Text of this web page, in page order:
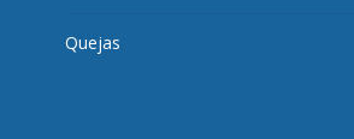
Quejas